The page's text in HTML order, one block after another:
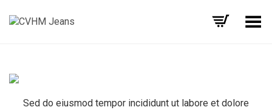
Alternar Menu
Sed do eiusmod tempor incididunt ut labore et dolore